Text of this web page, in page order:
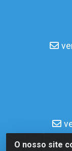
O nosso site